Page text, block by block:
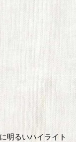
明るいハイライト